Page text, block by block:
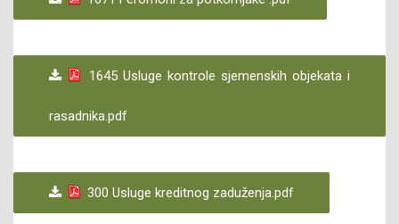
1645 Usluge kontrole sjemenskih objekata i
rasadnika.pdf
300 Usluge kreditnog zaduženja.pdf